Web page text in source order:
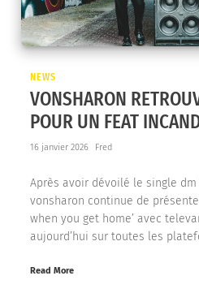
NEWS
VONSHARON
POUR UN FEAT
16 janvier 2026 Fred
Après avoir dévoilé le single
vonsharon continue de
when you get home’ avec
aujourd’hui sur toutes les
Read More